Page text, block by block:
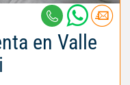
en Valle